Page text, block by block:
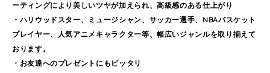
ーティングにより美しいツヤが加えられ、高級感のある仕上がり
・ハリウッドスター、ミュージシャン、サッカー選手、NBAバスケット
プレイヤー、人気アニメキャラクター等、幅広いジャンルを取り揃えて
おります。
・お友達へのプレゼントにもピッタリ